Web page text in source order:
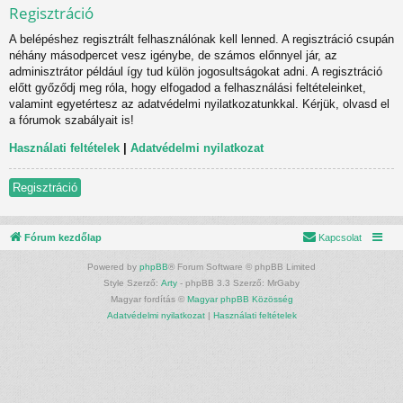
Regisztráció
A belépéshez regisztrált felhasználónak kell lenned. A regisztráció csupán
néhány másodpercet vesz igénybe, de számos előnnyel jár, az
adminisztrátor például így tud külön jogosultságokat adni. A regisztráció
előtt győződj meg róla, hogy elfogadod a felhasználási feltételeinket,
valamint egyetértesz az adatvédelmi nyilatkozatunkkal. Kérjük, olvasd el
a fórumok szabályait is!
Használati feltételek | Adatvédelmi nyilatkozat
Regisztráció
Fórum kezdőlap Kapcsolat
Powered by phpBB® Forum Software © phpBB Limited
Style Szerző: Arty - phpBB 3.3 Szerző: MrGaby
Magyar fordítás © Magyar phpBB Közösség
Adatvédelmi nyilatkozat| Használati feltételek